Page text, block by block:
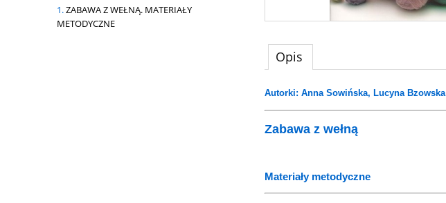
ZABAWA Z WEŁNĄ. MATERIAŁY
METODYCZNE
Opis
Autorki: Anna Sowińska, Lucyna Bzowska
Zabawa z wełną
Materiały metodyczne